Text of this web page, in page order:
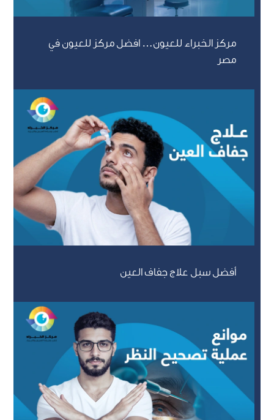
مركز الخبراء للعيون… افضل مركز للعيون في
مصر
أفضل سبل علاج جفاف العين